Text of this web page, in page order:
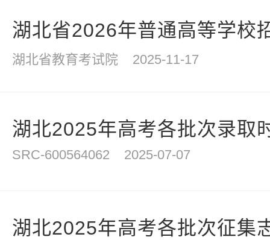
湖北省2026年普通高等学校
湖北省教育考试院 2025-11-17
湖北2025年高考各批次录取
SRC-600564062 2025-07-07
湖北2025年高考各批次征集